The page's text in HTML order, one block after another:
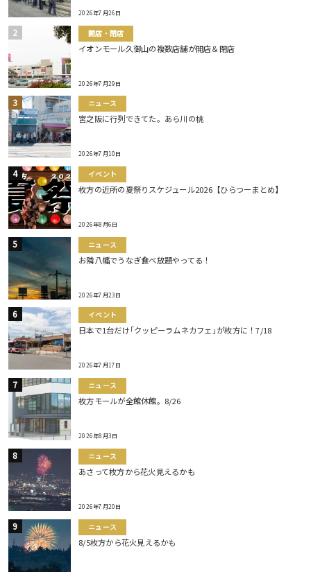
2026年7月26日
開店・閉店
イオンモール久御山の複数店舗が開店＆閉店
2026年7月29日
ニュース
宮之阪に行列できてた。あら川の桃
2026年7月10日
イベント
枚方の近所の夏祭りスケジュール2026【ひらつーまとめ】
2026年8月6日
ニュース
お隣八幡でうなぎ食べ放題やってる！
2026年7月23日
イベント
日本で1台だけ｢クッピーラムネカフェ｣が枚方に！7/18
2026年7月17日
ニュース
枚方モールが全館休館。8/26
2026年8月3日
ニュース
あさって枚方から花火見えるかも
2026年7月20日
ニュース
8/5枚方から花火見えるかも